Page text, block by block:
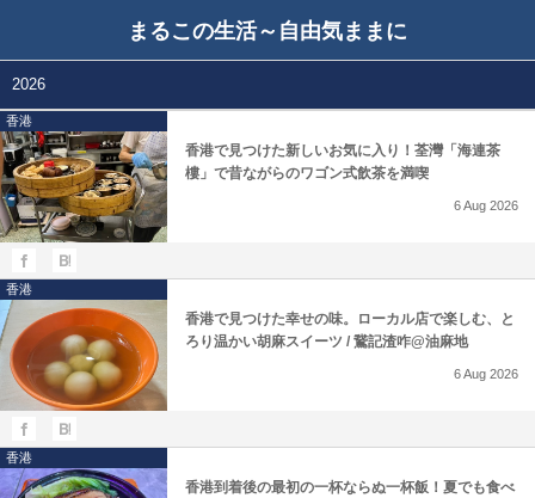
まるこの生活～自由気ままに
2026
香港
香港で見つけた新しいお気に入り！荃灣「海連茶
樓」で昔ながらのワゴン式飲茶を満喫
6Aug 2026
香港
香港で見つけた幸せの味。ローカル店で楽しむ、と
ろり温かい胡麻スイーツ / 鵞記渣咋@油麻地
6Aug 2026
香港
香港到着後の最初の一杯ならぬ一杯飯！夏でも食べ